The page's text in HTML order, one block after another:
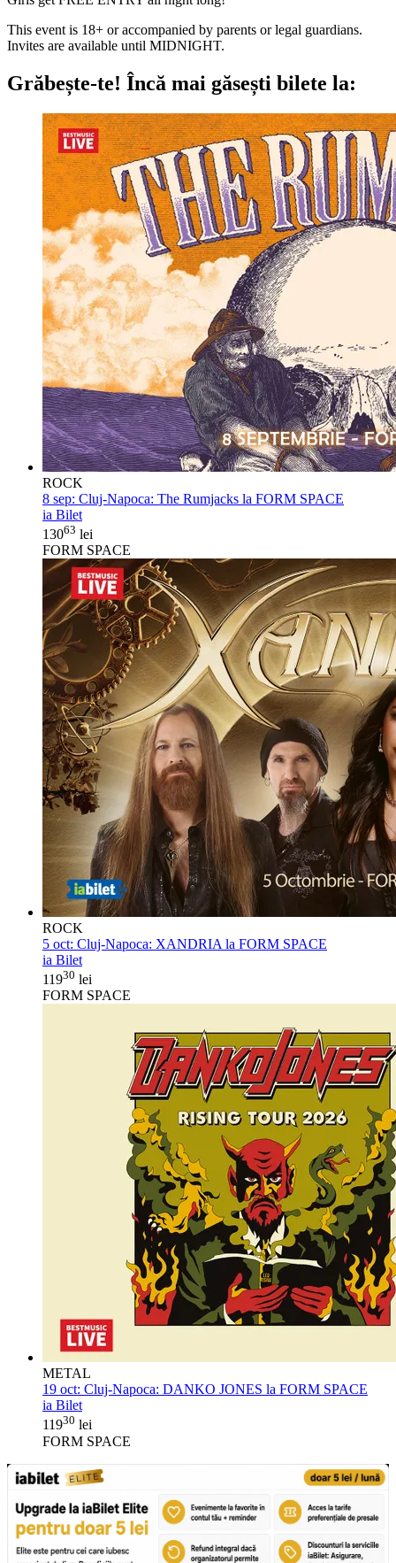
This event is 18+ or accompanied by parents or legal guardians.
Invites are available until MIDNIGHT.
Grăbește-te! Încă mai găsești bilete la:
ROCK
8 sep: Cluj-Napoca: The Rumjacks la FORM SPACE
ia Bilet
13063 lei
FORM SPACE
ROCK
5 oct: Cluj-Napoca: XANDRIA la FORM SPACE
ia Bilet
11930 lei
FORM SPACE
METAL
19 oct: Cluj-Napoca: DANKO JONES la FORM SPACE
ia Bilet
11930 lei
FORM SPACE